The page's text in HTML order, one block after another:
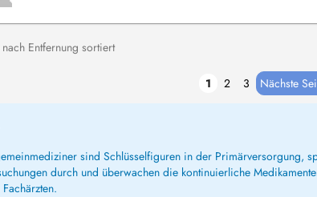
Entfernung sortiert
1 2 3 Nächste
sind Schlüsselfiguren in der Primärversorgung,
durch und überwachen die kontinuierliche